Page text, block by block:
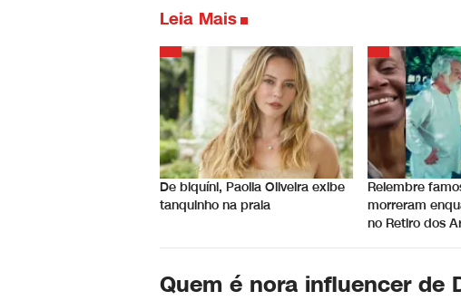
Leia Mais
De biquíni, Paolla Oliveira exibe
tanquinho na praia
Relembre
morreram
no Retiro dos
Quem é nora influencer de